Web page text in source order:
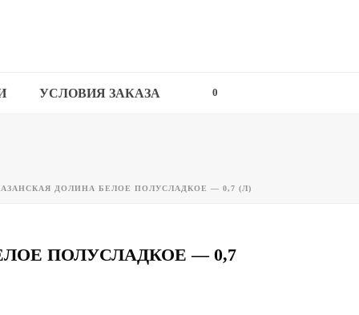
УСЛОВИЯ ЗАКАЗА 0
ДОЛИНА БЕЛОЕ ПОЛУСЛАДКОЕ — 0,7 (Л)
ПОЛУСЛАДКОЕ — 0,7